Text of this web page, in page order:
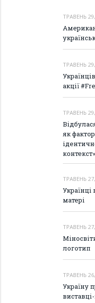
ТРАВЕНЬ
ТРАВЕНЬ
акції
ТРАВЕНЬ
як
контекст»
ТРАВЕНЬ
матері
ТРАВЕНЬ
логотип
ТРАВЕНЬ
Україну